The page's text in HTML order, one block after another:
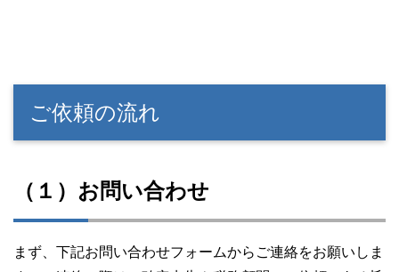
ご依頼の流れ
（１）お問い合わせ
まず、下記お問い合わせフォームからご連絡をお願いしま